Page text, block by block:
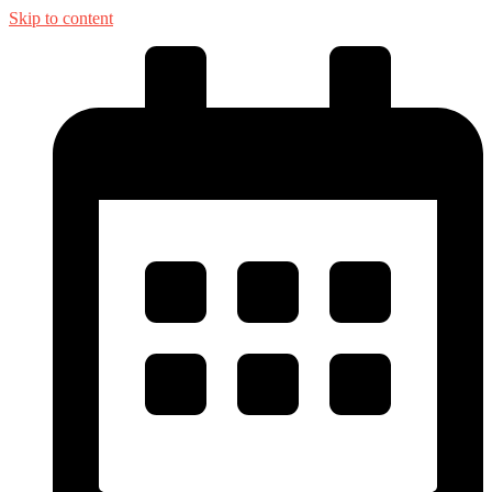
Skip to content